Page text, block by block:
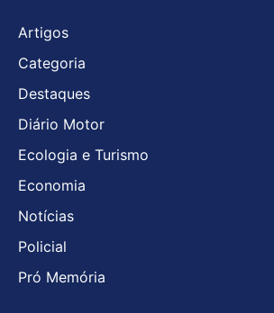
Artigos
Categoria
Destaques
Diário Motor
Ecologia e Turismo
Economia
Notícias
Policial
Pró Memória